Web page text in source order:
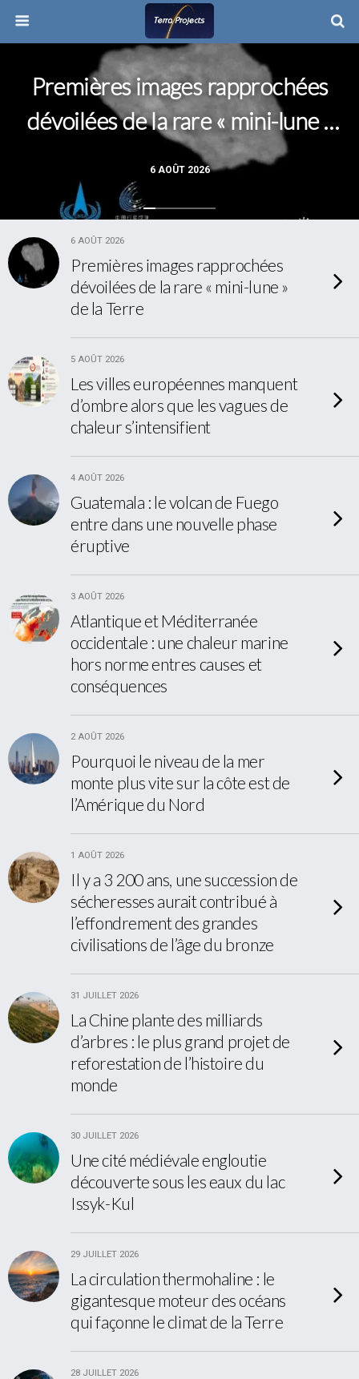
6 AOÛT 2026
Premières images rapprochées
dévoilées de la rare « mini-lune »
de la Terre
6 AOÛT 2026
Premières images rapprochées
dévoilées de la rare « mini-lune »
de la Terre
5 AOÛT 2026
Les villes européennes manquent
d’ombre alors que les vagues de
chaleur s’intensifient
4 AOÛT 2026
Guatemala : le volcan de Fuego
entre dans une nouvelle phase
éruptive
3 AOÛT 2026
Atlantique et Méditerranée
occidentale : une chaleur marine
hors norme entres causes et
conséquences
2 AOÛT 2026
Pourquoi le niveau de la mer
monte plus vite sur la côte est de
l’Amérique du Nord
1 AOÛT 2026
Il y a 3 200 ans, une succession de
sécheresses aurait contribué à
l’effondrement des grandes
civilisations de l’âge du bronze
31 JUILLET 2026
La Chine plante des milliards
d’arbres : le plus grand projet de
reforestation de l’histoire du
monde
30 JUILLET 2026
Une cité médiévale engloutie
découverte sous les eaux du lac
Issyk-Kul
29 JUILLET 2026
La circulation thermohaline : le
gigantesque moteur des océans
qui façonne le climat de la Terre
28 JUILLET 2026